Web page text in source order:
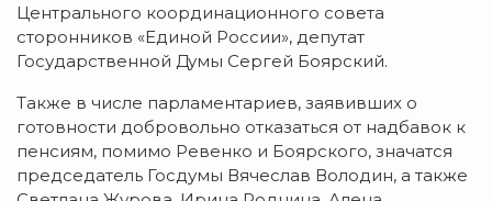
Центрального координационного совета
сторонников «Единой России», депутат
Государственной Думы Сергей Боярский.
Также в числе парламентариев, заявивших о
готовности добровольно отказаться от надбавок к
пенсиям, помимо Ревенко и Боярского, значатся
председатель Госдумы Вячеслав Володин, а также